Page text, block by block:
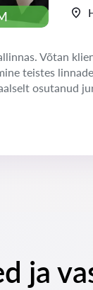
Võtan
teistes
osutanud
ja